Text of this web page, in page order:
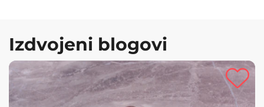
Izdvojeni blogovi